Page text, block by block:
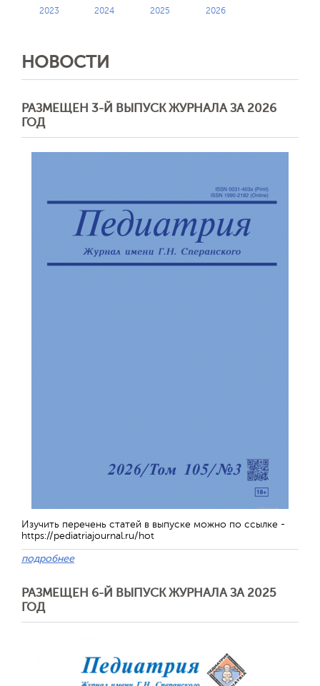
2023 2024 2025 2026
НОВОСТИ
РАЗМЕЩЕН 3-Й ВЫПУСК ЖУРНАЛА ЗА 2026
ГОД
Изучить перечень статей в выпуске можно по ссылке -
https://pediatriajournal.ru/hot
подробнее
РАЗМЕЩЕН 6-Й ВЫПУСК ЖУРНАЛА ЗА 2025
ГОД